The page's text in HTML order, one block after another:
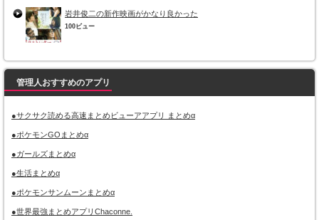
岩井俊二の新作映画がかなり良かった
100ビュー
管理人おすすめのアプリ
●サクサク読める高速まとめビューアアプリ まとめα
●ポケモンGOまとめα
●ガールズまとめα
●生活まとめα
●ポケモンサンムーンまとめα
●世界最強まとめアプリChaconne.